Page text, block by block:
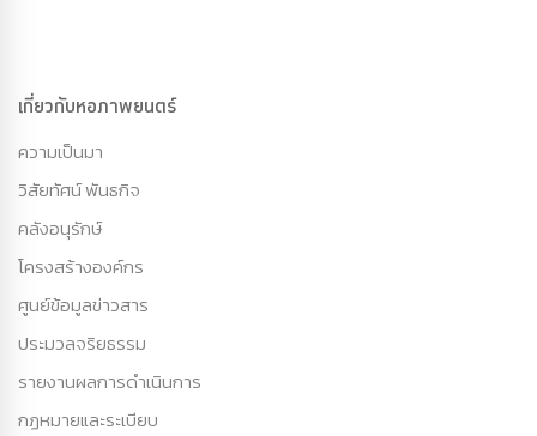
เกี่ยวกับหอภาพยนตร์
ความเป็นมา
วิสัยทัศน์ พันธกิจ
คลังอนุรักษ์
โครงสร้างองค์กร
ศูนย์ข้อมูลข่าวสาร
ประมวลจริยธรรม
รายงานผลการดำเนินการ
กฏหมายและระเบียบ